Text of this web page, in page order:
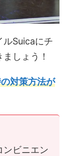
ルSuicaにチ
しょう！
対策方法が
ンビニエン